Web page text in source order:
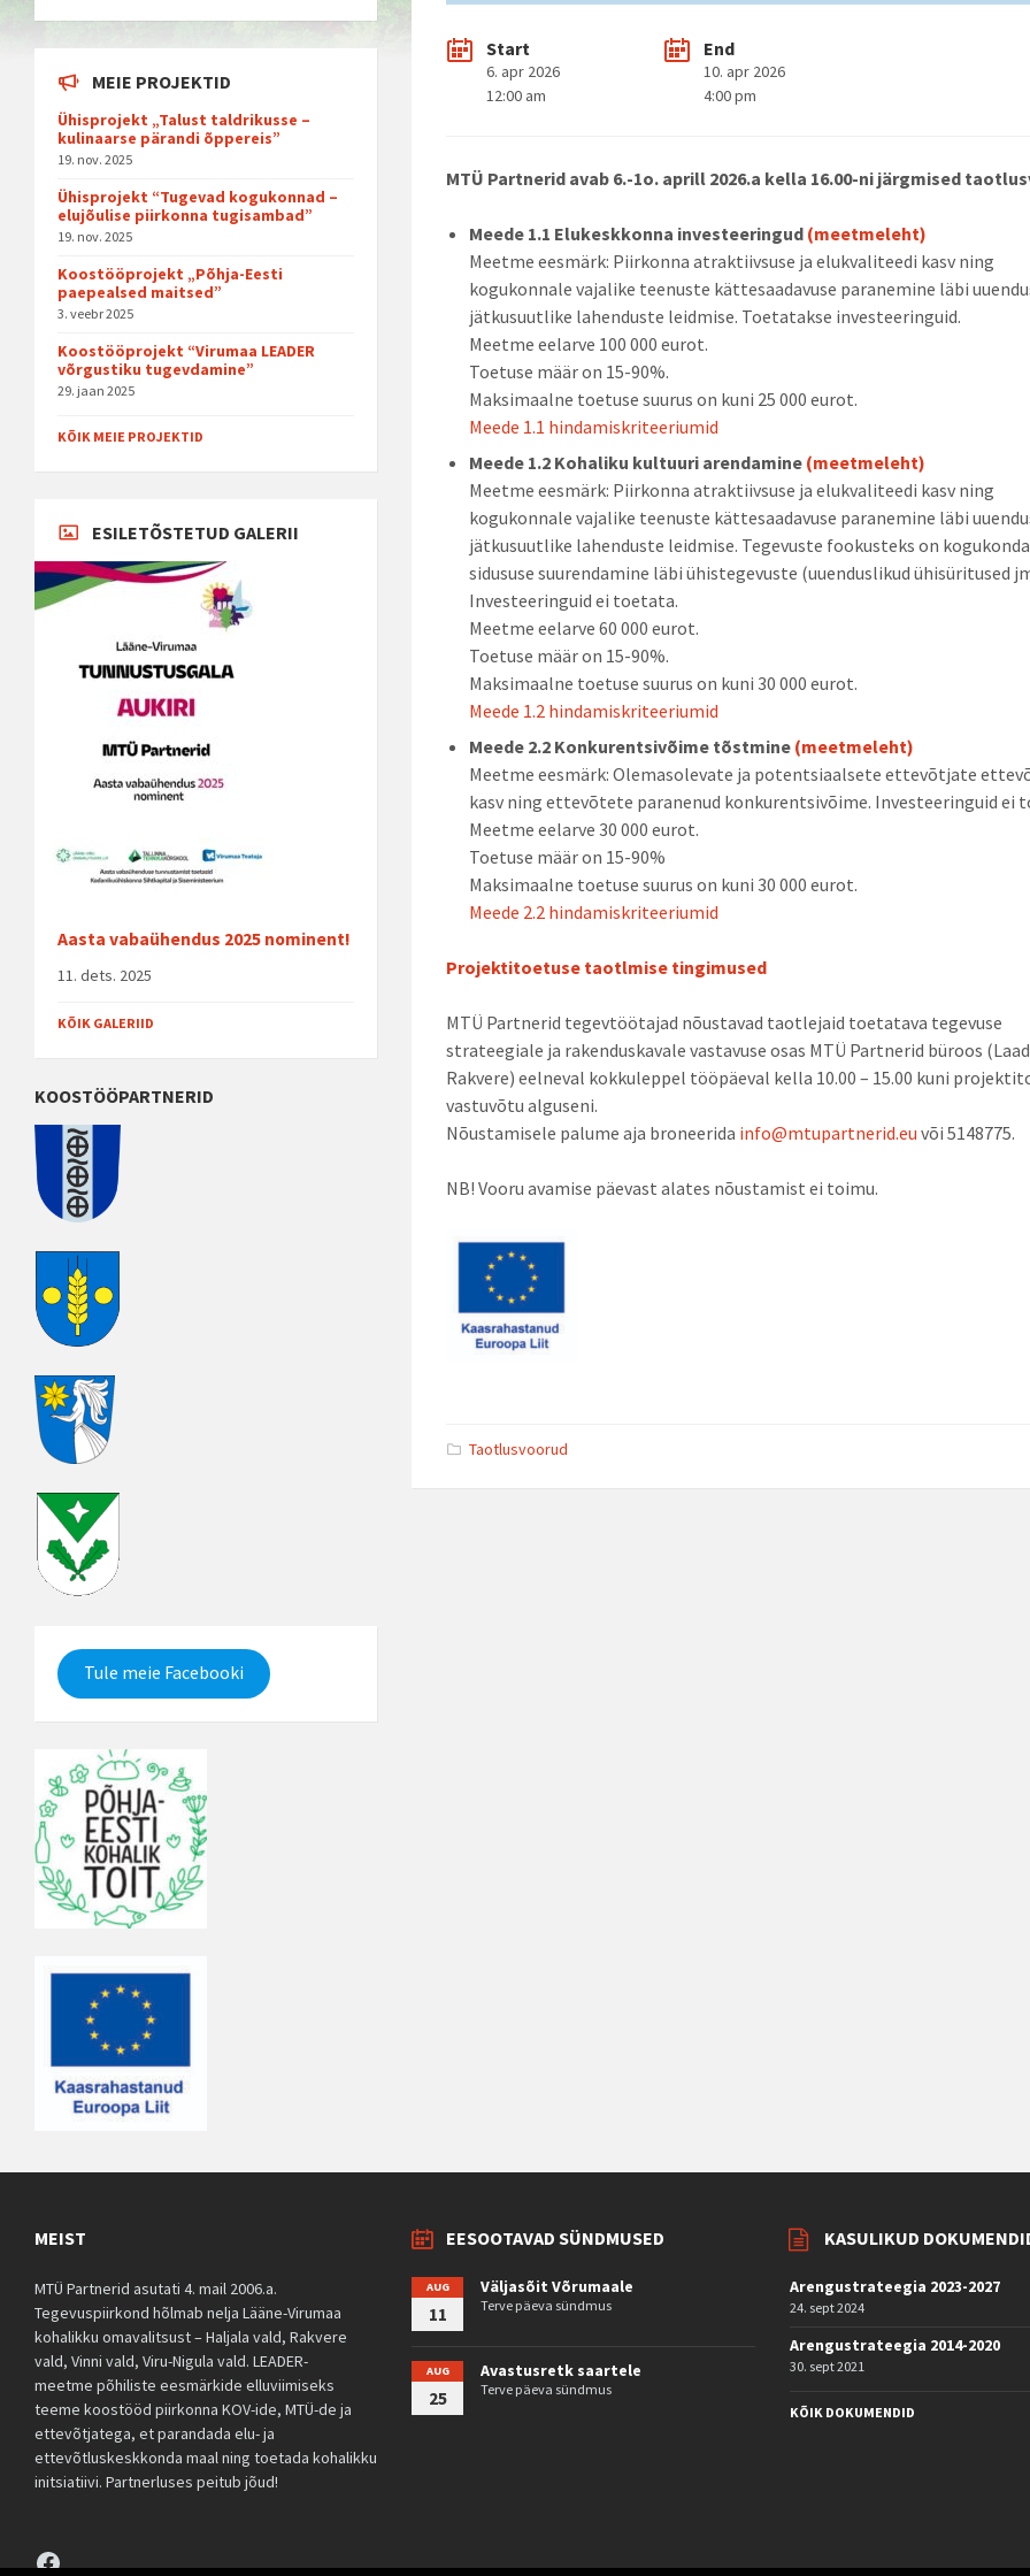
Start
6. apr 2026
12:00 am
End
10. apr 2026
4:00 pm
MTÜ Partnerid avab 6.-1o. aprill 2026.a kella 16.00-ni järgmised
Meede 1.1 Elukeskkonna investeeringud (meetmeleht)
Meetme eesmärk: Piirkonna atraktiivsuse ja elukvaliteedi kasv ning
kogukonnale vajalike teenuste kättesaadavuse paranemine läbi
jätkusuutlike lahenduste leidmise. Toetatakse investeeringuid.
Meetme eelarve 100 000 eurot.
Toetuse määr on 15-90%.
Maksimaalne toetuse suurus on kuni 25 000 eurot.
Meede 1.1 hindamiskriteeriumid
Meede 1.2 Kohaliku kultuuri arendamine (meetmeleht)
Meetme eesmärk: Piirkonna atraktiivsuse ja elukvaliteedi kasv ning
kogukonnale vajalike teenuste kättesaadavuse paranemine läbi
jätkusuutlike lahenduste leidmise. Tegevuste fookusteks on
sidususe suurendamine läbi ühistegevuste (uuenduslikud ühisüritused
Investeeringuid ei toetata.
Meetme eelarve 60 000 eurot.
Toetuse määr on 15-90%.
Maksimaalne toetuse suurus on kuni 30 000 eurot.
Meede 1.2 hindamiskriteeriumid
Meede 2.2 Konkurentsivõime tõstmine (meetmeleht)
Meetme eesmärk: Olemasolevate ja potentsiaalsete ettevõtjate
kasv ning ettevõtete paranenud konkurentsivõime. Investeeringuid ei
Meetme eelarve 30 000 eurot.
Toetuse määr on 15-90%
Maksimaalne toetuse suurus on kuni 30 000 eurot.
Meede 2.2 hindamiskriteeriumid
Projektitoetuse taotlmise tingimused
MTÜ Partnerid tegevtöötajad nõustavad taotlejaid toetatava tegevuse
strateegiale ja rakenduskavale vastavuse osas MTÜ Partnerid büroos
Rakvere) eelneval kokkuleppel tööpäeval kella 10.00 – 15.00 kuni
vastuvõtu alguseni.
Nõustamisele palume aja broneerida info@mtupartnerid.eu või 5148775.
NB! Vooru avamise päevast alates nõustamist ei toimu.
Taotlusvoorud
MEIE PROJEKTID
Ühisprojekt „Talust taldrikusse –
kulinaarse pärandi õppereis”
19. nov. 2025
Ühisprojekt “Tugevad kogukonnad –
elujõulise piirkonna tugisambad”
19. nov. 2025
Koostööprojekt „Põhja-Eesti
paepealsed maitsed”
3. veebr 2025
Koostööprojekt “Virumaa LEADER
võrgustiku tugevdamine”
29. jaan 2025
KÕIK MEIE PROJEKTID
ESILETÕSTETUD GALERII
Aasta vabaühendus 2025 nominent!
11. dets. 2025
KÕIK GALERIID
KOOSTÖÖPARTNERID
Tule meie Facebooki
MEIST
MTÜ Partnerid asutati 4. mail 2006.a.
Tegevuspiirkond hõlmab nelja Lääne-Virumaa
kohalikku omavalitsust – Haljala vald, Rakvere
vald, Vinni vald, Viru-Nigula vald. LEADER-
meetme põhiliste eesmärkide elluviimiseks
teeme koostööd piirkonna KOV-ide, MTÜ-de ja
ettevõtjatega, et parandada elu- ja
ettevõtluskeskkonda maal ning toetada kohalikku
initsiatiivi. Partnerluses peitub jõud!
EESOOTAVAD SÜNDMUSED
AUG
11
Väljasõit Võrumaale
Terve päeva sündmus
AUG
25
Avastusretk saartele
Terve päeva sündmus
KASULIKUD
Arengustrateegia 2023-2027
24. sept 2024
Arengustrateegia 2014-2020
30. sept 2021
KÕIK DOKUMENDID
Facebook